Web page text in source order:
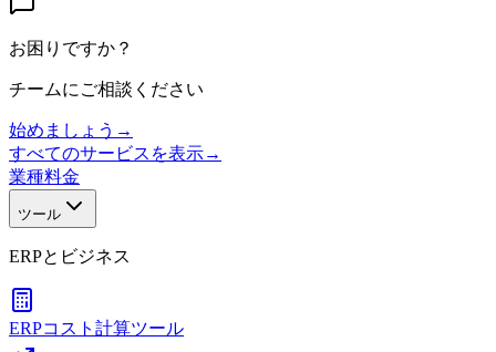
お困りですか？
チームにご相談ください
始めましょう →
すべてのサービスを表示→
業種料金
ツール
ERPとビジネス
ERPコスト計算ツール